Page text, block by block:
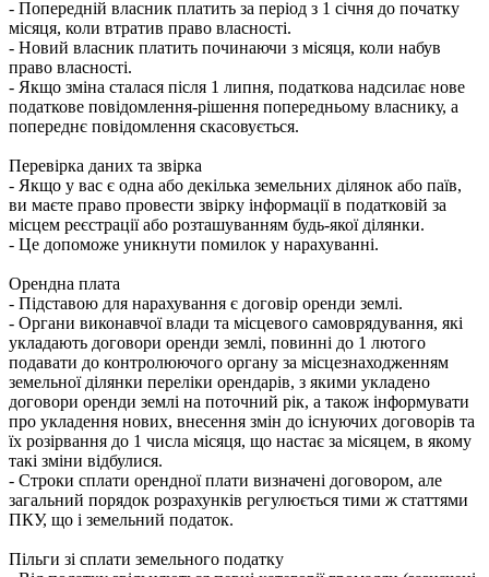
- Попередній власник платить за період з 1 січня до початку
місяця, коли втратив право власності.
- Новий власник платить починаючи з місяця, коли набув
право власності.
- Якщо зміна сталася після 1 липня, податкова надсилає нове
податкове повідомлення-рішення попередньому власнику, а
попереднє повідомлення скасовується.
Перевірка даних та звірка
- Якщо у вас є одна або декілька земельних ділянок або паїв,
ви маєте право провести звірку інформації в податковій за
місцем реєстрації або розташуванням будь-якої ділянки.
- Це допоможе уникнути помилок у нарахуванні.
Орендна плата
- Підставою для нарахування є договір оренди землі.
- Органи виконавчої влади та місцевого самоврядування, які
укладають договори оренди землі, повинні до 1 лютого
подавати до контролюючого органу за місцезнаходженням
земельної ділянки переліки орендарів, з якими укладено
договори оренди землі на поточний рік, а також інформувати
про укладення нових, внесення змін до існуючих договорів та
їх розірвання до 1 числа місяця, що настає за місяцем, в якому
такі зміни відбулися.
- Строки сплати орендної плати визначені договором, але
загальний порядок розрахунків регулюється тими ж статтями
ПКУ, що і земельний податок.
Пільги зі сплати земельного податку